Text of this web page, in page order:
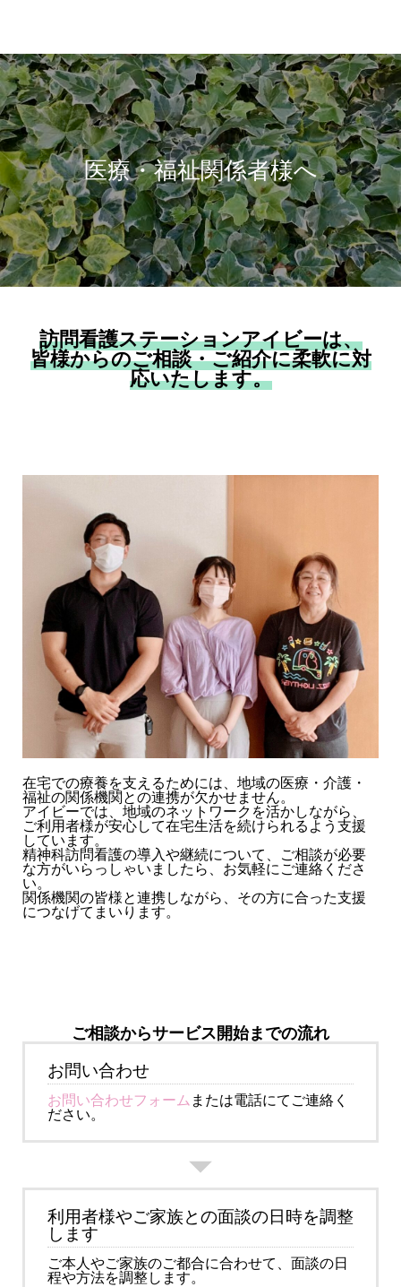
医療・福祉関係者様へ
訪問看護ステーションアイビーは、
皆様からのご相談・ご紹介に柔軟に対
応いたします。
在宅での療養を支えるためには、地域の医療・介護・
福祉の関係機関との連携が欠かせません。
アイビーでは、地域のネットワークを活かしながら、
ご利用者様が安心して在宅生活を続けられるよう支援
しています。
精神科訪問看護の導入や継続について、ご相談が必要
な方がいらっしゃいましたら、お気軽にご連絡くださ
い。
関係機関の皆様と連携しながら、その方に合った支援
につなげてまいります。
ご相談からサービス開始までの流れ
お問い合わせ
お問い合わせフォーム または電話にてご連絡く
ださい。
利用者様やご家族との面談の日時を調整
します
ご本人やご家族のご都合に合わせて、面談の日
程や方法を調整します。